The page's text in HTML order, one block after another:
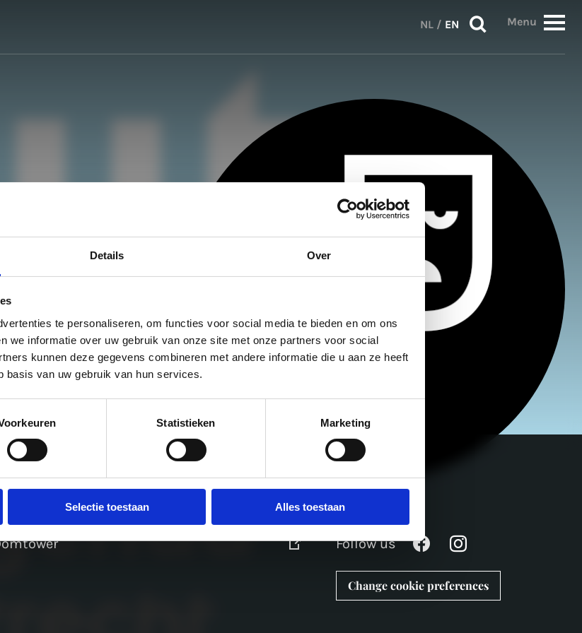
Details Over
te personaliseren, om functies voor social media te bieden en om ons
we informatie over uw gebruik van onze site met onze partners voor social
kunnen deze gegevens combineren met andere informatie die u aan ze heeft
basis van uw gebruik van hun services.
Statistieken Marketing
Selectie toestaan Alles toestaan
NL / EN Menu
Follow us
Change cookie preferences